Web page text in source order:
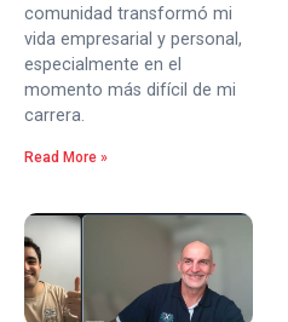
comunidad transformó mi
vida empresarial y personal,
especialmente en el
momento más difícil de mi
carrera.
Read More »